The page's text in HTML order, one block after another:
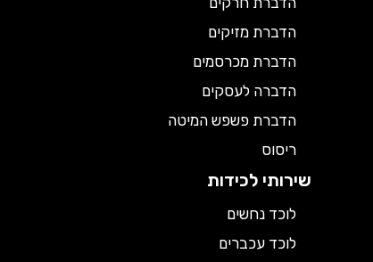
הדברת מזיקים
הדברת מכרסמים
הדברה לעסקים
הדברת פשפש המיטה
ריסוס
שירותי לכידות
לוכד נחשים
לוכד עכברים